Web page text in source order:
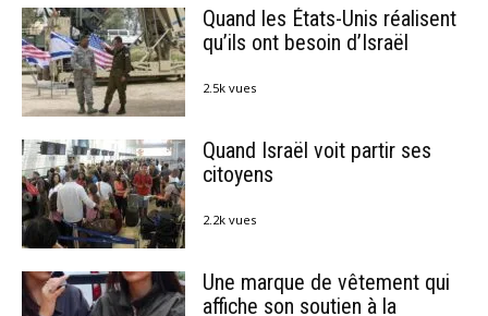
Quand les États-Unis réalisent
qu’ils ont besoin d’Israël
2.5k vues
Quand Israël voit partir ses
citoyens
2.2k vues
Une marque de vêtement qui
affiche son soutien à la